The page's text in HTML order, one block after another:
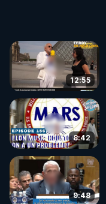
12:55
8:42
9:48